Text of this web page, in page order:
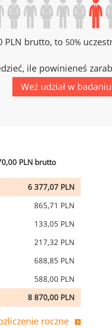
PLN brutto, to 50%
ile powinieneś
Weź udział w
PLN brutto
6 377,07 PLN
865,71 PLN
133,05 PLN
217,32 PLN
688,85 PLN
588,00 PLN
8 870,00 PLN
roczne